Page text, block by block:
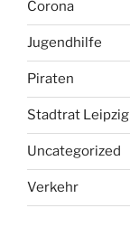
Corona
Jugendhilfe
Piraten
Stadtrat Leipzig
Uncategorized
Verkehr